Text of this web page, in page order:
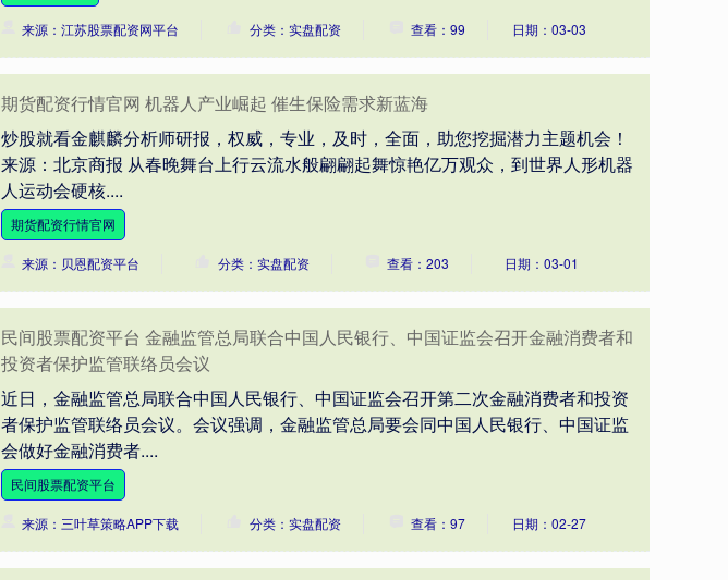
来源：江苏股票配资网平台 分类：实盘配资 查看：99 日期：03-03
期货配资行情官网 机器人产业崛起 催生保险需求新蓝海
炒股就看金麒麟分析师研报，权威，专业，及时，全面，助您挖掘潜力主题机会！
来源：北京商报 从春晚舞台上行云流水般翩翩起舞惊艳亿万观众，到世界人形机器
人运动会硬核....
期货配资行情官网
来源：贝恩配资平台 分类：实盘配资 查看：203 日期：03-01
民间股票配资平台 金融监管总局联合中国人民银行、中国证监会召开金融消费者和
投资者保护监管联络员会议
近日，金融监管总局联合中国人民银行、中国证监会召开第二次金融消费者和投资
者保护监管联络员会议。会议强调，金融监管总局要会同中国人民银行、中国证监
会做好金融消费者....
民间股票配资平台
来源：三叶草策略APP下载 分类：实盘配资 查看：97 日期：02-27